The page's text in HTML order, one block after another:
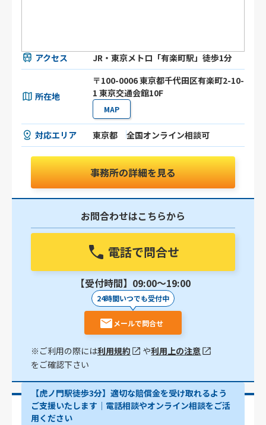
アクセス JR・東京メトロ「有楽町駅」徒歩1分
所在地
〒100-0006 東京都千代田区有楽町2-10-
1 東京交通会館10F
MAP
対応エリア 東京都 全国オンライン相談可
事務所の詳細を見る
お問合わせはこちらから
電話で問合せ
【受付時間】09:00〜19:00
24時間いつでも受付中
メールで問合せ
※ご利用の際には利用規約 や利用上の注意
をご確認下さい
【虎ノ門駅徒歩3分】適切な賠償金を受け取れるよう
ご支援いたします│電話相談やオンライン相談をご活
用ください